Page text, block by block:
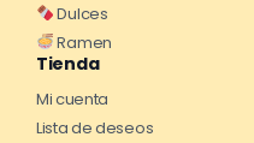
Dulces
Ramen
Tienda
Mi cuenta
Lista de deseos